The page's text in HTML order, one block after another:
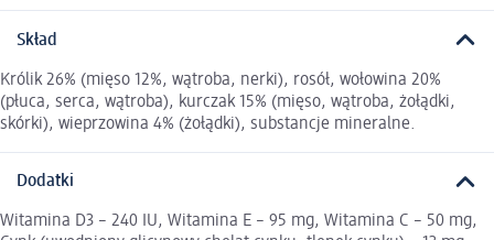
Skład
Królik 26% (mięso 12%, wątroba, nerki), rosół, wołowina 20%
(płuca, serca, wątroba), kurczak 15% (mięso, wątroba, żołądki,
skórki), wieprzowina 4% (żołądki), substancje mineralne.
Dodatki
Witamina D3 – 240 IU, Witamina E – 95 mg, Witamina C – 50 mg,